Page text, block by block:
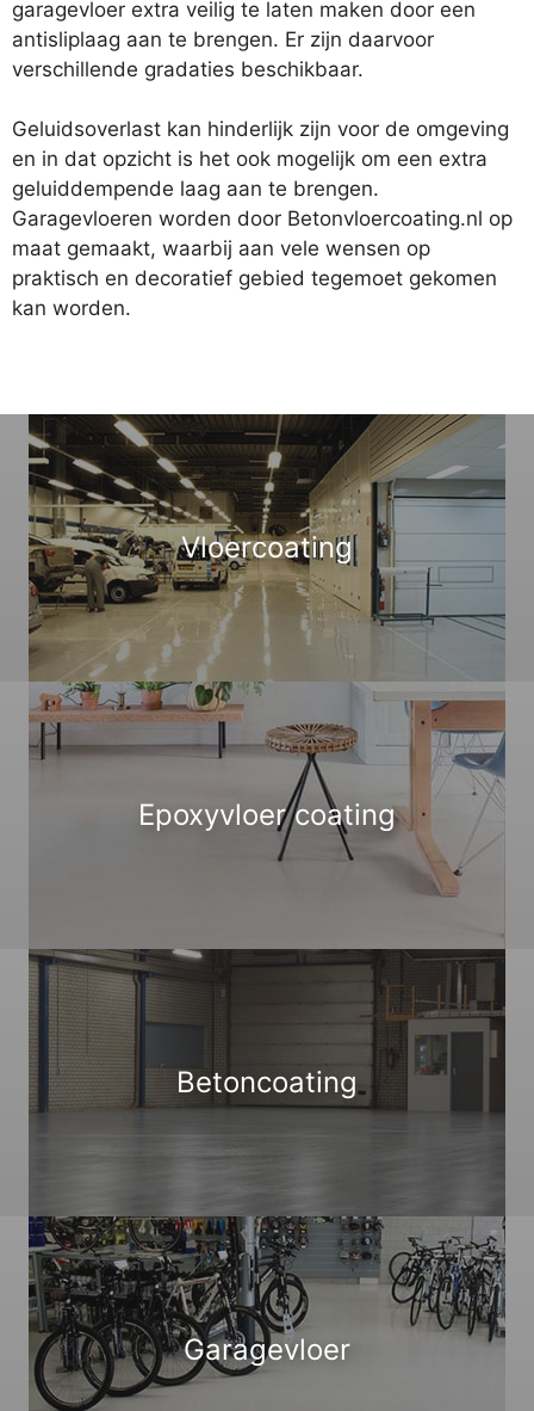
garagevloer extra veilig te laten maken door een
antisliplaag aan te brengen. Er zijn daarvoor
verschillende gradaties beschikbaar.
Geluidsoverlast kan hinderlijk zijn voor de omgeving
en in dat opzicht is het ook mogelijk om een extra
geluiddempende laag aan te brengen.
Garagevloeren worden door Betonvloercoating.nl op
maat gemaakt, waarbij aan vele wensen op
praktisch en decoratief gebied tegemoet gekomen
kan worden.
Vloercoating
Epoxyvloer coating
Betoncoating
Garagevloer